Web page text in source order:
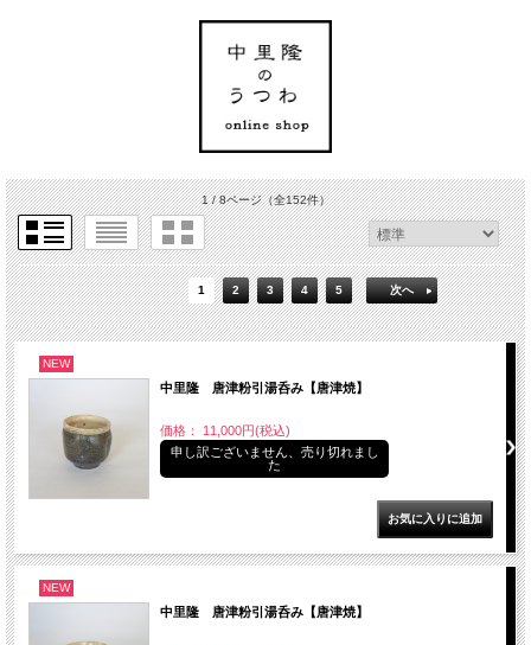
1 / 8ページ（全152件）
1 2 3 4 5 次へ
NEW
中里隆 唐津粉引湯呑み【唐津焼】
価格： 11,000円(税込)
申し訳ございません、売り切れまし
た
NEW
中里隆 唐津粉引湯呑み【唐津焼】